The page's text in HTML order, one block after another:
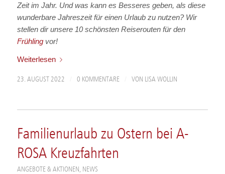
Zeit im Jahr. Und was kann es Besseres geben, als diese
wunderbare Jahreszeit für einen Urlaub zu nutzen? Wir
stellen dir unsere 10 schönsten Reiserouten für den
Frühlingvor!
Weiterlesen
23. AUGUST 2022 0 KOMMENTARE VON LISA WOLLIN
Familienurlaub zu Ostern bei A-
ROSA Kreuzfahrten
ANGEBOTE & AKTIONEN , NEWS